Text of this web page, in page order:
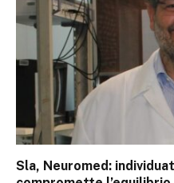
Sla, Neuromed: